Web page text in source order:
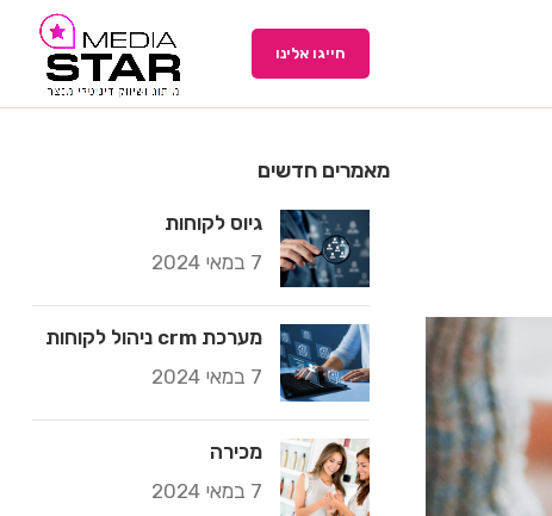
חייגו אלינו
מאמרים חדשים
⁠גיוס לקוחות
7 במאי 2024
מערכת crm ניהול לקוחות
7 במאי 2024
מכירה
7 במאי 2024